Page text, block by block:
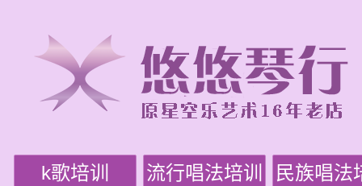
k歌培训 流行唱法培训 民族唱法